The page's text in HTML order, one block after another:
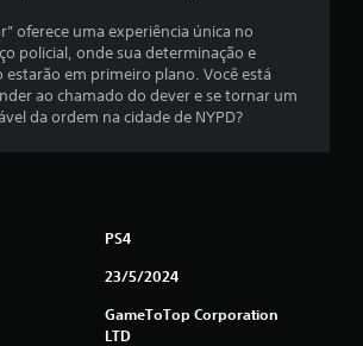
c
i
oferece uma experiência única no
policial, onde sua determinação e
estarão em primeiro plano. Você está
ao chamado do dever e se tornar um
da ordem na cidade de NYPD?
PS4
23/5/2024
GameToTop Corporation
LTD